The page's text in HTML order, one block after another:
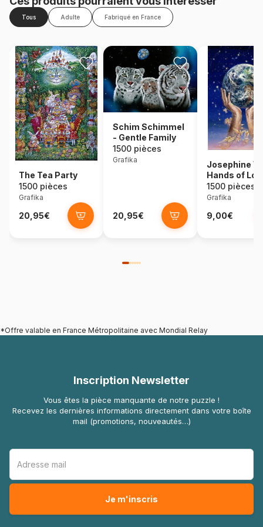
Tous Adulte Fabriqué en France
The Tea Party
1500 pièces
Grafika
20,95€
Schim Schimmel
- Gentle Family
1500 pièces
Grafika
20,95€
Josephine
Hands of
1500 pièces
Grafika
9,00€
*Offre valable en France Métropolitaine avec Mondial Relay
Inscription Newsletter
Vous êtes la pièce manquante de notre puzzle !
Recevez les dernières informations directement dans votre boîte
mail (promotions, nouveautés…)